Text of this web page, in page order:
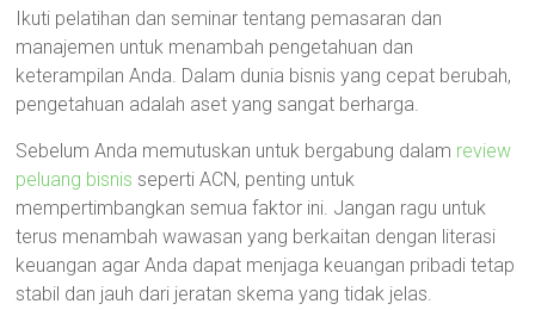
Ikuti pelatihan dan seminar tentang pemasaran dan
manajemen untuk menambah pengetahuan dan
keterampilan Anda. Dalam dunia bisnis yang cepat berubah,
pengetahuan adalah aset yang sangat berharga.
Sebelum Anda memutuskan untuk bergabung dalam review
peluang bisnis seperti ACN, penting untuk
mempertimbangkan semua faktor ini. Jangan ragu untuk
terus menambah wawasan yang berkaitan dengan literasi
keuangan agar Anda dapat menjaga keuangan pribadi tetap
stabil dan jauh dari jeratan skema yang tidak jelas.